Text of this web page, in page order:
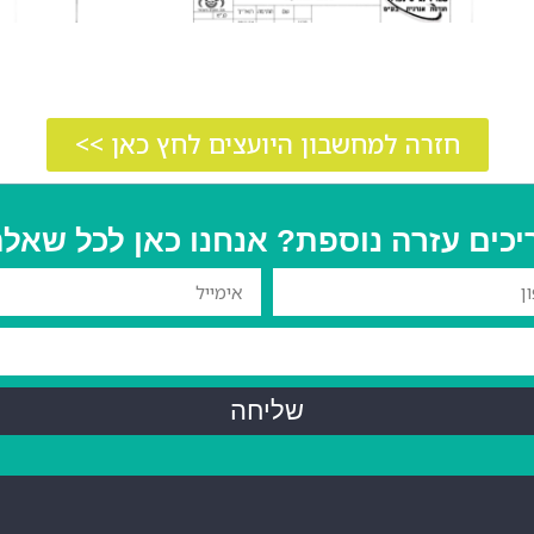
חזרה למחשבון היועצים לחץ כאן >>
עזרה נוספת? אנחנו כאן לכל
שליחה